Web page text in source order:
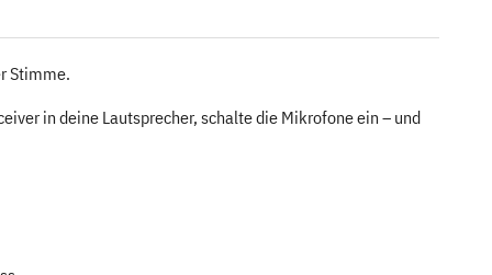
Stimme.
in deine Lautsprecher, schalte die Mikrofone ein – und